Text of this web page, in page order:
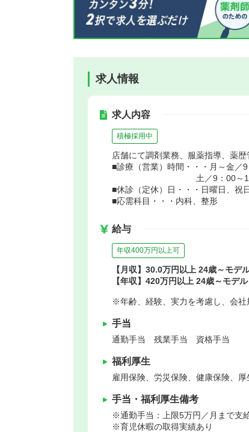
求人情報
求人内容
積極採用中
店舗にて調剤業務、服薬指導、薬
■診療（営業）時間・・・月～金／
土／9：00～16
■休診（定休）日・・・日曜日、祝
■応需科目・・・内科、整形
給与
年収400万円以上可
【月収】30.0万円以上 24歳～モデ
【年収】420万円以上 24歳～モデル
※年齢、経験、実力を考慮し、会社
手当
通勤手当 残業手当 資格手当
福利厚生
雇用保険、労災保険、健康保険、
手当・福利厚生備考
※通勤手当：上限5万円／月まで支
※育児休暇の取得実績あり